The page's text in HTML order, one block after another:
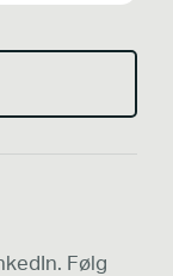
Følg